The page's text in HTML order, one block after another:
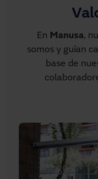
En Manusa,
somos y guían
base de